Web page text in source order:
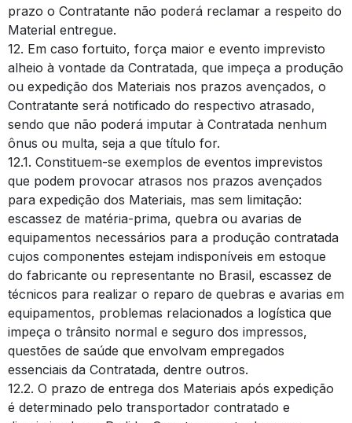
prazo o Contratante não poderá reclamar a respeito do
Material entregue.
12. Em caso fortuito, força maior e evento imprevisto
alheio à vontade da Contratada, que impeça a produção
ou expedição dos Materiais nos prazos avençados, o
Contratante será notificado do respectivo atrasado,
sendo que não poderá imputar à Contratada nenhum
ônus ou multa, seja a que título for.
12.1. Constituem-se exemplos de eventos imprevistos
que podem provocar atrasos nos prazos avençados
para expedição dos Materiais, mas sem limitação:
escassez de matéria-prima, quebra ou avarias de
equipamentos necessários para a produção contratada
cujos componentes estejam indisponíveis em estoque
do fabricante ou representante no Brasil, escassez de
técnicos para realizar o reparo de quebras e avarias em
equipamentos, problemas relacionados a logística que
impeça o trânsito normal e seguro dos impressos,
questões de saúde que envolvam empregados
essenciais da Contratada, dentre outros.
12.2. O prazo de entrega dos Materiais após expedição
é determinado pelo transportador contratado e